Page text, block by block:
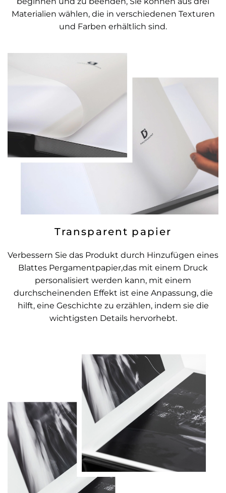
Materialien wählen, die in verschiedenen Texturen
und Farben erhältlich sind.
Transparent papier
Verbessern Sie das Produkt durch Hinzufügen eines
Blattes Pergamentpapier,das mit einem Druck
personalisiert werden kann, mit einem
durchscheinenden Effekt ist eine Anpassung, die
hilft, eine Geschichte zu erzählen, indem sie die
wichtigsten Details hervorhebt.